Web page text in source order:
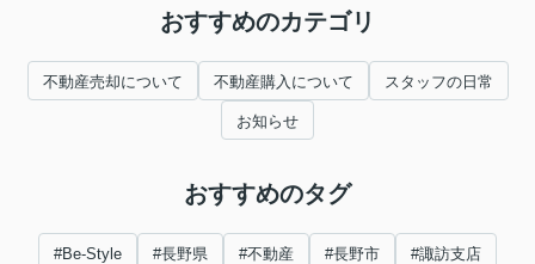
おすすめのカテゴリ
不動産売却について 不動産購入について スタッフの日常
お知らせ
おすすめのタグ
#Be-Style #長野県 #不動産 #長野市 #諏訪支店